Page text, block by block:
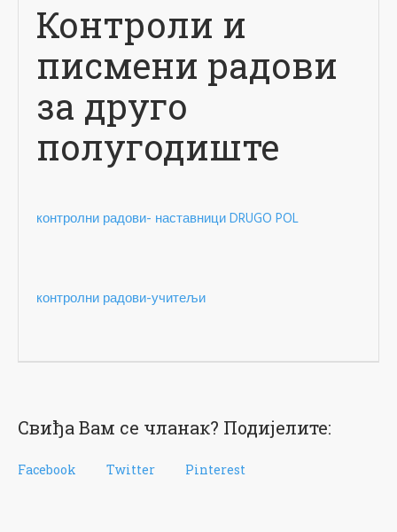
Контроли и
писмени радови
за друго
полугодиште
контролни радови- наставници DRUGO POL
контролни радови-учитељи
Свиђа Вам се чланак? Подијелите:
Facebook Twitter Pinterest